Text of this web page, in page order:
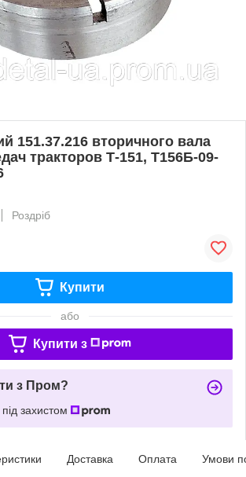
151.37.216 вторичного вала
тракторов Т-151, Т156Б-09-
Роздріб
Купити
або
Купити з
з Пром?
захистом
Доставка Оплата Умови